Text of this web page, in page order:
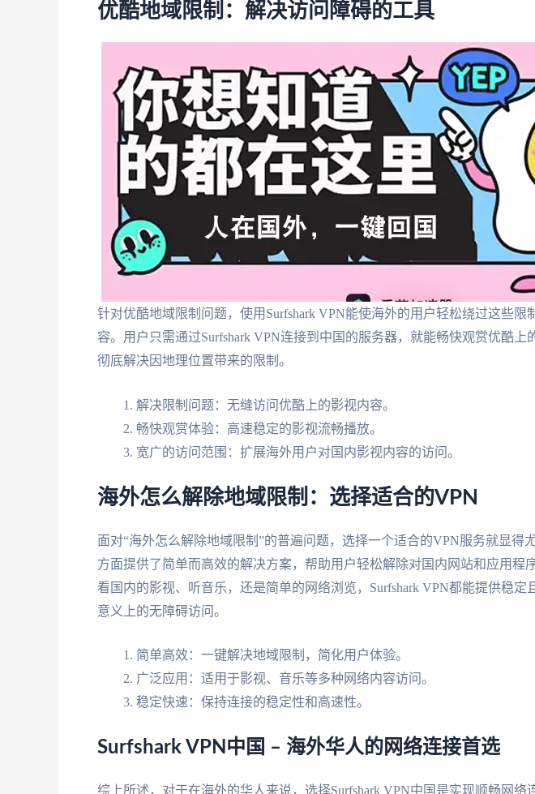
优酷地域限制：解决访问障碍的工具
针对优酷地域限制问题，使用Surfshark VPN能使海外的用户轻松绕过这些限
容。用户只需通过Surfshark VPN连接到中国的服务器，就能畅快观赏优酷上
彻底解决因地理位置带来的限制。
解决限制问题：无缝访问优酷上的影视内容。
畅快观赏体验：高速稳定的影视流畅播放。
宽广的访问范围：扩展海外用户对国内影视内容的访问。
海外怎么解除地域限制：选择适合的VPN
面对“海外怎么解除地域限制”的普遍问题，选择一个适合的VPN服务就显得
方面提供了简单而高效的解决方案，帮助用户轻松解除对国内网站和应用程
看国内的影视、听音乐，还是简单的网络浏览，Surfshark VPN都能提供稳定
意义上的无障碍访问。
简单高效：一键解决地域限制，简化用户体验。
广泛应用：适用于影视、音乐等多种网络内容访问。
稳定快速：保持连接的稳定性和高速性。
Surfshark VPN中国 – 海外华人的网络连接首选
综上所述，对于在海外的华人来说，选择Surfshark VPN中国是实现顺畅网络